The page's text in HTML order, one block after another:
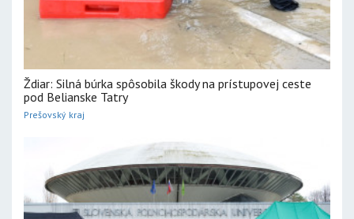
Ždiar: Silná búrka spôsobila škody na prístupovej ceste
pod Belianske Tatry
Prešovský kraj